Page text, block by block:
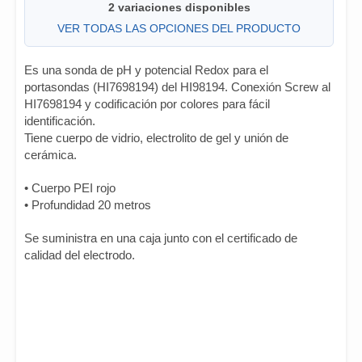
2 variaciones disponibles
VER TODAS LAS OPCIONES DEL PRODUCTO
Es una sonda de pH y potencial Redox para el
portasondas (HI7698194) del HI98194. Conexión Screw al
HI7698194 y codificación por colores para fácil
identificación.
Tiene cuerpo de vidrio, electrolito de gel y unión de
cerámica.
• Cuerpo PEI rojo
• Profundidad 20 metros
Se suministra en una caja junto con el certificado de
calidad del electrodo.